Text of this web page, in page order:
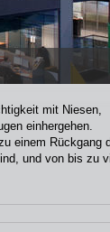
mit Niesen,
einhergehen.
einem Rückgang
und von bis zu